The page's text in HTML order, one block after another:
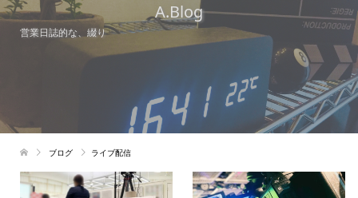
A.Blog
営業日誌的な、綴り
ブログ ライブ配信